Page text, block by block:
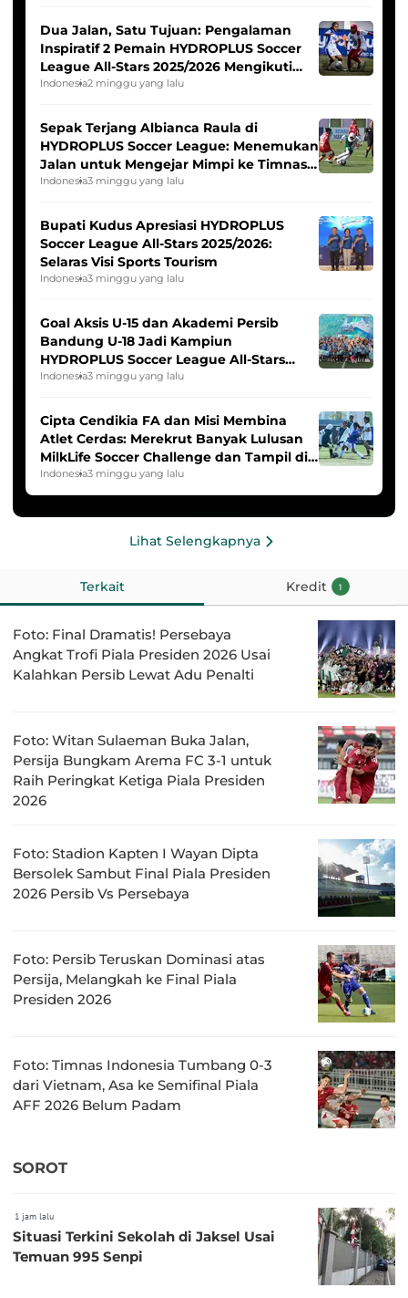
Dua Jalan, Satu Tujuan: Pengalaman
Inspiratif 2 Pemain HYDROPLUS Soccer
League All-Stars 2025/2026 Mengikuti
Seleksi Timnas Indonesia Putri
Indonesia2 minggu yang lalu
Sepak Terjang Albianca Raula di
HYDROPLUS Soccer League: Menemukan
Jalan untuk Mengejar Mimpi ke Timnas
Indonesia Putri
Indonesia3 minggu yang lalu
Bupati Kudus Apresiasi HYDROPLUS
Soccer League All-Stars 2025/2026:
Selaras Visi Sports Tourism
Indonesia3 minggu yang lalu
Goal Aksis U-15 dan Akademi Persib
Bandung U-18 Jadi Kampiun
HYDROPLUS Soccer League All-Stars
2025/2026
Indonesia3 minggu yang lalu
Cipta Cendikia FA dan Misi Membina
Atlet Cerdas: Merekrut Banyak Lulusan
MilkLife Soccer Challenge dan Tampil di
HYDROPLUS Soccer League
Indonesia3 minggu yang lalu
Lihat Selengkapnya
Terkait Kredit 1
Foto: Final Dramatis! Persebaya
Angkat Trofi Piala Presiden 2026 Usai
Kalahkan Persib Lewat Adu Penalti
Foto: Witan Sulaeman Buka Jalan,
Persija Bungkam Arema FC 3-1 untuk
Raih Peringkat Ketiga Piala Presiden
2026
Foto: Stadion Kapten I Wayan Dipta
Bersolek Sambut Final Piala Presiden
2026 Persib Vs Persebaya
Foto: Persib Teruskan Dominasi atas
Persija, Melangkah ke Final Piala
Presiden 2026
Foto: Timnas Indonesia Tumbang 0-3
dari Vietnam, Asa ke Semifinal Piala
AFF 2026 Belum Padam
SOROT
1 jam lalu
Situasi Terkini Sekolah di Jaksel Usai
Temuan 995 Senpi